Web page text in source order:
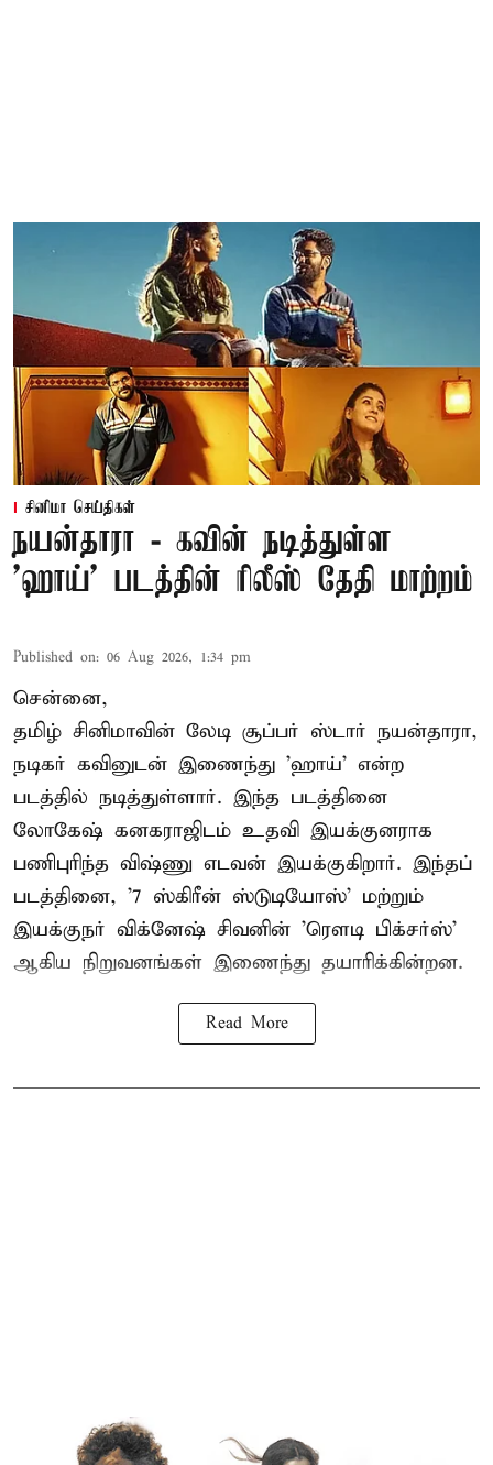
சினிமா செய்திகள்
நயன்தாரா - கவின் நடித்துள்ள
'ஹாய்' படத்தின் ரிலீஸ் தேதி மாற்றம்
Published on: 06 Aug 2026, 1:34 pm
சென்னை,
தமிழ் சினிமாவின் லேடி சூப்பர் ஸ்டார் நயன்தாரா,
நடிகர் கவினுடன் இணைந்து 'ஹாய்' என்ற
படத்தில் நடித்துள்ளார். இந்த படத்தினை
லோகேஷ் கனகராஜிடம் உதவி இயக்குனராக
பணிபுரிந்த விஷ்ணு எடவன் இயக்குகிறார். இந்தப்
படத்தினை, '7 ஸ்கிரீன் ஸ்டுடியோஸ்' மற்றும்
இயக்குநர் விக்னேஷ் சிவனின் 'ரௌடி பிக்சர்ஸ்'
ஆகிய நிறுவனங்கள் இணைந்து தயாரிக்கின்றன.
Read More